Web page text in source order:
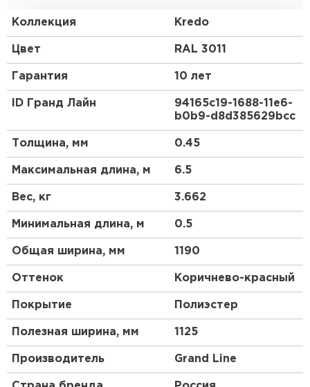
классическим профилем металлочерепицы.
средиземноморский стиль кровли, а мягкие и
Kredo схожесть с натуральной черепицей. С Kredo
Ваш дом будет выразительным и оригинальным
долгие годы.
длиной до 6,5 метров. Горизонтальный шов при
может быть заметен. При скате большей длины
металлочерепицы Grand Line®.
Коллекция Kredo
Цвет RAL 3011
Гарантия 10 лет
ID Гранд Лайн
94165c19-1688-11e6-
b0b9-d8d385629bcc
Толщина, мм 0.45
Максимальная длина, м 6.5
Вес, кг 3.662
Минимальная длина, м 0.5
Общая ширина, мм 1190
Оттенок Коричнево-красный
Покрытие Полиэстер
Полезная ширина, мм 1125
Производитель Grand Line